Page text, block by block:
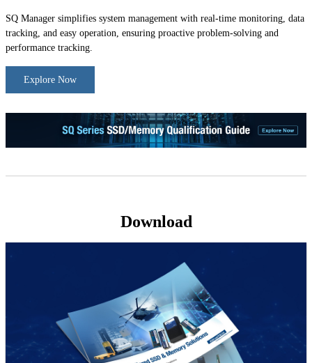
SQ Manager simplifies system management with real-time monitoring, data
tracking, and easy operation, ensuring proactive problem-solving and
performance tracking.
Explore Now
Download